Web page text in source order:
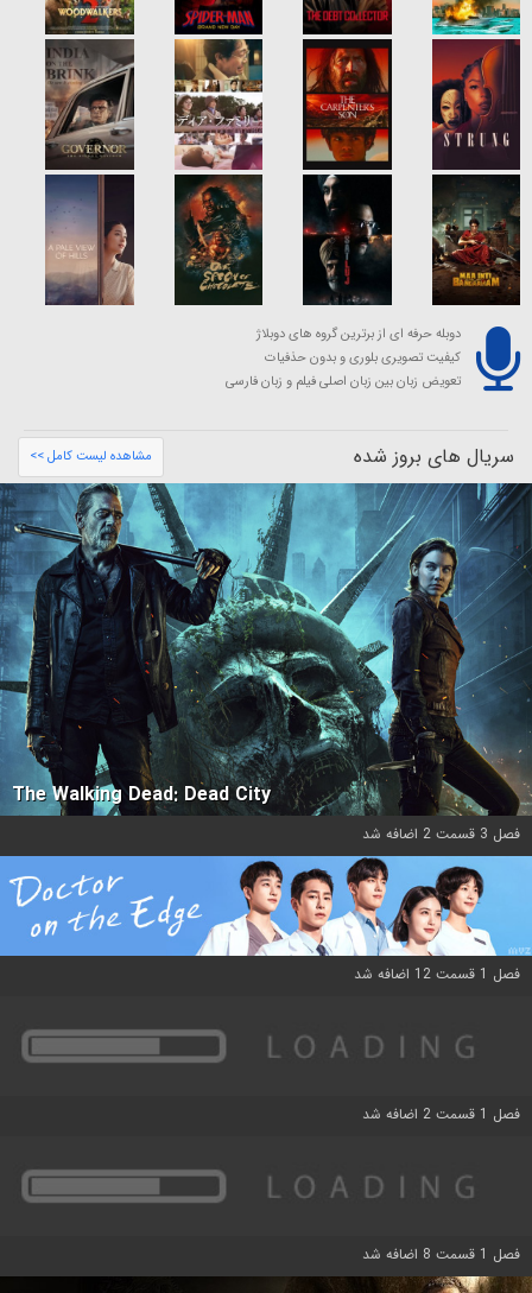
دوبله حرفه ای از برترین گروه های دوبلاژ
کیفیت تصویری بلوری و بدون حذفیات
تعویض زبان بین زبان اصلی فیلم و زبان فارسی
سریال های بروز شده مشاهده لیست کامل >>
The Walking Dead: Dead City
فصل 3 قسمت 2 اضافه شد
فصل 1 قسمت 12 اضافه شد
فصل 1 قسمت 2 اضافه شد
فصل 1 قسمت 8 اضافه شد